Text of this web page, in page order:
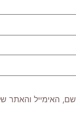
האימייל והאתר